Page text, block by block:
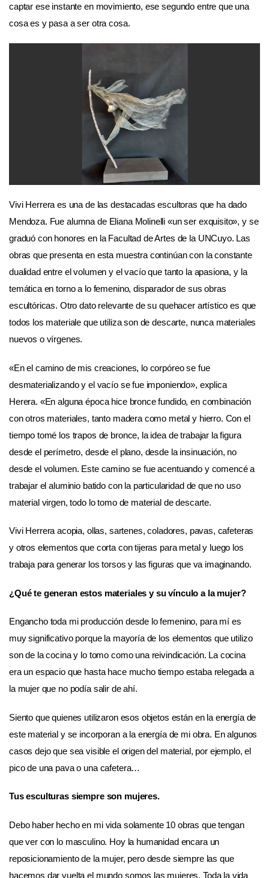
captar ese instante en movimiento, ese segundo entre que una
cosa es y pasa a ser otra cosa.
Vivi Herrera es una de las destacadas escultoras que ha dado
Mendoza. Fue alumna de Eliana Molinelli «un ser exquisito», y se
graduó con honores en la Facultad de Artes de la UNCuyo. Las
obras que presenta en esta muestra continúan con la constante
dualidad entre el volumen y el vacío que tanto la apasiona, y la
temática en torno a lo femenino, disparador de sus obras
escultóricas. Otro dato relevante de su quehacer artístico es que
todos los materiale que utiliza son de descarte, nunca materiales
nuevos o vírgenes.
«En el camino de mis creaciones, lo corpóreo se fue
desmaterializando y el vacío se fue imponiendo», explica
Herera. «En alguna época hice bronce fundido, en combinación
con otros materiales, tanto madera como metal y hierro. Con el
tiempo tomé los trapos de bronce, la idea de trabajar la figura
desde el perímetro, desde el plano, desde la insinuación, no
desde el volumen. Este camino se fue acentuando y comencé a
trabajar el aluminio batido con la particularidad de que no uso
material virgen, todo lo tomo de material de descarte.
Vivi Herrera acopia, ollas, sartenes, coladores, pavas, cafeteras
y otros elementos que corta con tijeras para metal y luego los
trabaja para generar los torsos y las figuras que va imaginando.
¿Qué te generan estos materiales y su vínculo a la mujer?
Engancho toda mi producción desde lo femenino, para mí es
muy significativo porque la mayoría de los elementos que utilizo
son de la cocina y lo tomo como una reivindicación. La cocina
era un espacio que hasta hace mucho tiempo estaba relegada a
la mujer que no podía salir de ahí.
Siento que quienes utilizaron esos objetos están en la energía de
este material y se incorporan a la energía de mi obra. En algunos
casos dejo que sea visible el origen del material, por ejemplo, el
pico de una pava o una cafetera…
Tus esculturas siempre son mujeres.
Debo haber hecho en mi vida solamente 10 obras que tengan
que ver con lo masculino. Hoy la humanidad encara un
reposicionamiento de la mujer, pero desde siempre las que
hacemos dar vuelta el mundo somos las mujeres. Toda la vida